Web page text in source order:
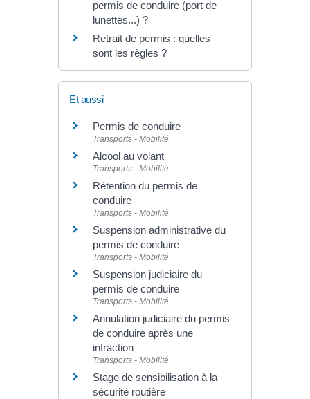
permis de conduire (port de
lunettes...) ?
Retrait de permis : quelles
sont les règles ?
Et aussi
Permis de conduire
Transports - Mobilité
Alcool au volant
Transports - Mobilité
Rétention du permis de
conduire
Transports - Mobilité
Suspension administrative du
permis de conduire
Transports - Mobilité
Suspension judiciaire du
permis de conduire
Transports - Mobilité
Annulation judiciaire du permis
de conduire après une
infraction
Transports - Mobilité
Stage de sensibilisation à la
sécurité routière